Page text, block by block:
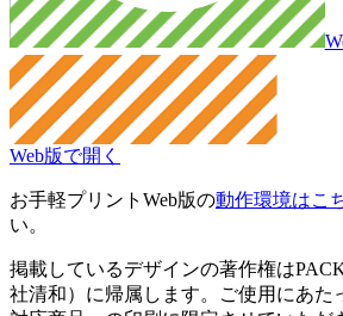
Web版で開く
お手軽プリントWeb版の動作環境はこ
い。
掲載しているデザインの著作権は
社清和）に帰属します。ご使用にあた